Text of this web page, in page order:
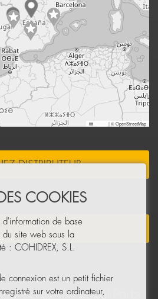
|© OpenStreetMap
DISTRIBUTEUR
NEWSLETTER
COOKIES
d'information de base
du site web sous la
: COHIDREX, S.L.
connexion est un petit fichier
sur votre ordinateur,